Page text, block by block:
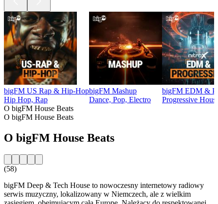
bigFM US Rap & Hip-Hop
Hip Hop, Rap
bigFM Mashup
Dance, Pop, Electro
bigFM EDM &
Progressive
O bigFM House Beats
O bigFM House Beats
O bigFM House Beats
(58)
bigFM Deep & Tech House to nowoczesny internetowy radiowy
serwis muzyczny, lokalizowany w Niemczech, ale z wielkim